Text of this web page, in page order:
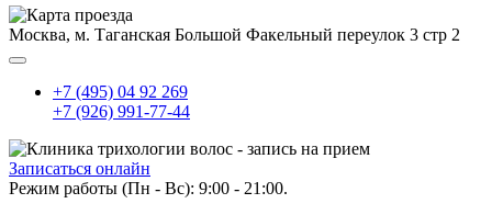
Москва, м. Таганская Большой Факельный переулок 3 стр 2
+7 (495) 04 92 269
+7 (926) 991-77-44
Записаться онлайн
Режим работы (Пн - Вс): 9:00 - 21:00.